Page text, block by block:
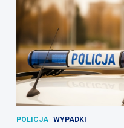
POLICJA WYPADKI